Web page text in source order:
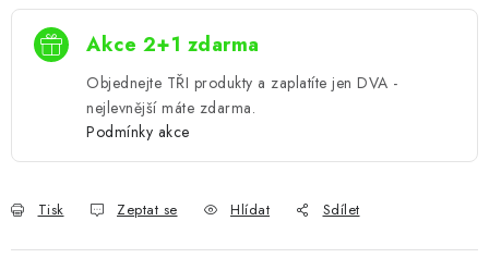
Akce 2+1 zdarma
Objednejte TŘI produkty a zaplatíte jen DVA -
nejlevnější máte zdarma.
Podmínky akce
Tisk Zeptat se Hlídat Sdílet